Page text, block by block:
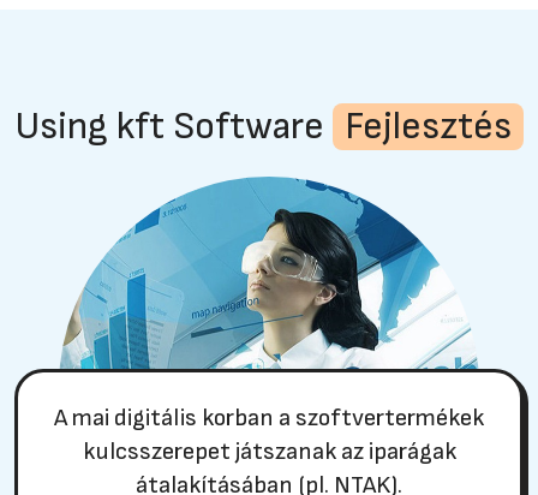
Using kft Software Fejlesztés
A mai digitális korban a szoftvertermékek
kulcsszerepet játszanak az iparágak
átalakításában (pl. NTAK).